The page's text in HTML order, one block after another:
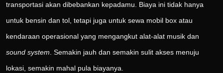
transportasi akan dibebankan kepadamu. Biaya ini tidak hanya
untuk bensin dan tol, tetapi juga untuk sewa mobil box atau
kendaraan operasional yang mengangkut alat-alat musik dan
sound system . Semakin jauh dan semakin sulit akses menuju
lokasi, semakin mahal pula biayanya.